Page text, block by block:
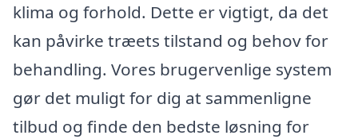
klima og forhold. Dette er vigtigt, da det
kan påvirke træets tilstand og behov for
behandling. Vores brugervenlige system
gør det muligt for dig at sammenligne
tilbud og finde den bedste løsning for